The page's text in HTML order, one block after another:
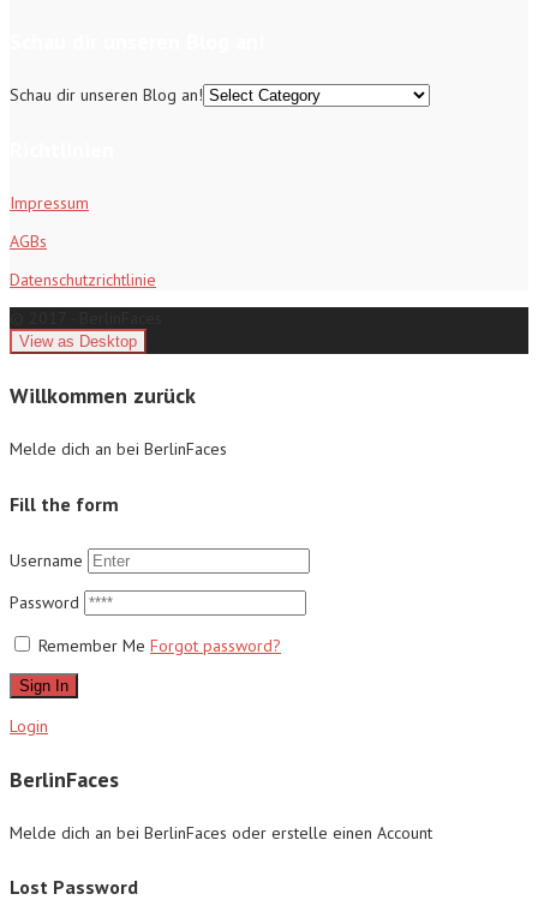
Schau dir unseren Blog an!
Impressum
AGBs
Datenschutzrichtlinie
Willkommen zurück
Melde dich an bei BerlinFaces
Fill the form
Username
Password
Remember Me Forgot password?
Sign In
Login
BerlinFaces
Melde dich an bei BerlinFaces oder erstelle einen Account
Lost Password